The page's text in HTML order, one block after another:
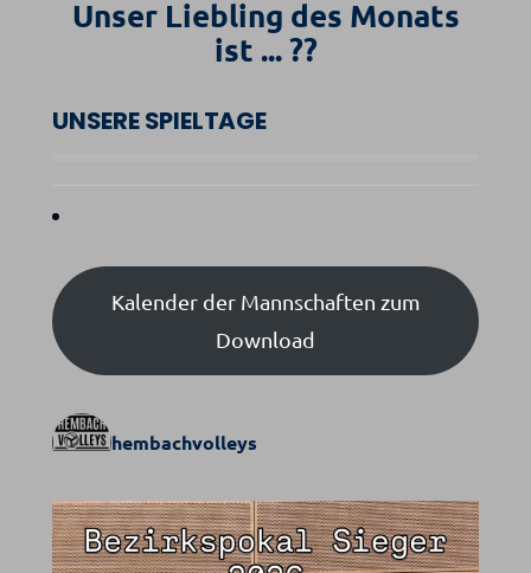
Unser Liebling des Monats
ist ... ??
UNSERE SPIELTAGE
Kalender der Mannschaften zum
Download
hembachvolleys